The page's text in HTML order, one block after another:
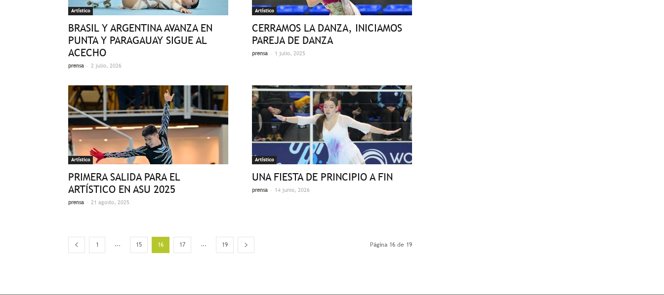
Artístico
BRASIL Y ARGENTINA AVANZA EN
PUNTA Y PARAGAUAY SIGUE AL
ACECHO
prensa - 2 julio, 2026
Artístico
CERRAMOS LA DANZA, INICIAMOS
PAREJA DE DANZA
prensa - 1 julio, 2025
Artístico
PRIMERA SALIDA PARA EL
ARTÍSTICO EN ASU 2025
prensa - 21 agosto, 2025
Artístico
UNA FIESTA DE PRINCIPIO A FIN
prensa - 14 junio, 2026
1 ... 15 16 17 ... 19 Página 16 de 19